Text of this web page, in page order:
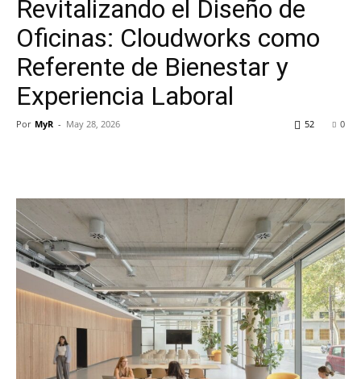
Revitalizando el Diseño de
Oficinas: Cloudworks como
Referente de Bienestar y
Experiencia Laboral
Por MyR - May 28, 2026 0
52